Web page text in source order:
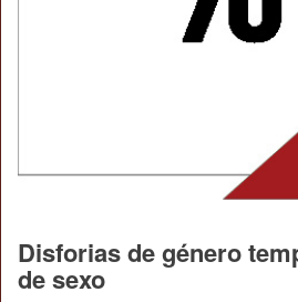
Disforias de género
de sexo